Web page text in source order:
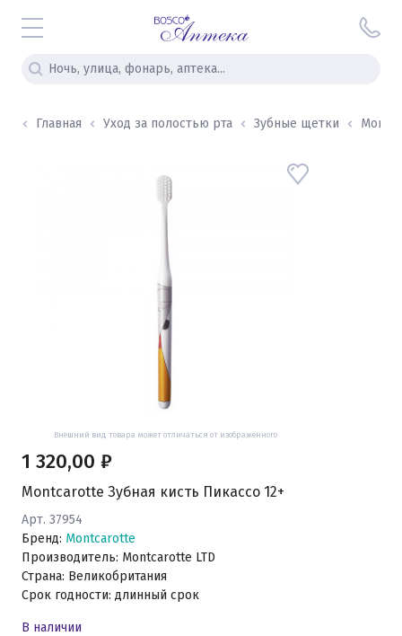
Главная Уход за полостью рта Зубные щетки
Внешний вид товара может отличаться от изображённого
Montcarotte Зубная кисть Пикассо 12+
Арт. 37954
Бренд: Montcarotte
Производитель: Montcarotte LTD
Страна: Великобритания
Срок годности: длинный срок
1 320,00 ₽
В наличии